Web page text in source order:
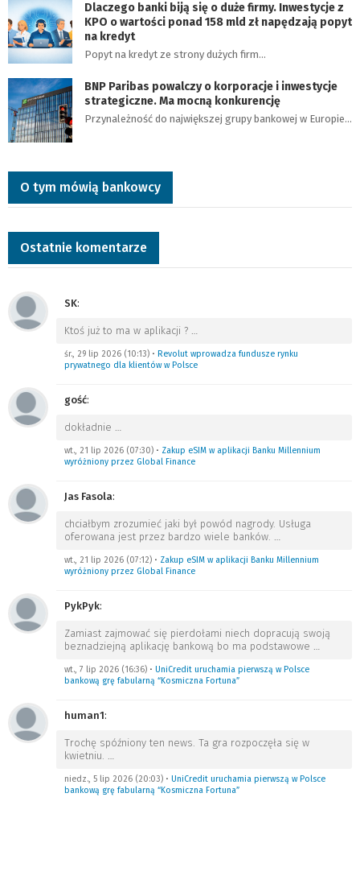
Dlaczego banki biją się o duże firmy. Inwestycje z
KPO o wartości ponad 158 mld zł napędzają popyt
na kredyt
Popyt na kredyt ze strony dużych firm…
BNP Paribas powalczy o korporacje i inwestycje
strategiczne. Ma mocną konkurencję
Przynależność do największej grupy bankowej w Europie…
O tym mówią bankowcy
Ostatnie komentarze
SK:
Ktoś już to ma w aplikacji ? …
śr., 29 lip 2026 (10:13) • Revolut wprowadza fundusze rynku
prywatnego dla klientów w Polsce
gość:
dokładnie …
wt., 21 lip 2026 (07:30) • Zakup eSIM w aplikacji Banku Millennium
wyróżniony przez Global Finance
Jas Fasola:
chciałbym zrozumieć jaki był powód nagrody. Usługa
oferowana jest przez bardzo wiele banków. …
wt., 21 lip 2026 (07:12) • Zakup eSIM w aplikacji Banku Millennium
wyróżniony przez Global Finance
PykPyk:
Zamiast zajmować się pierdołami niech dopracują swoją
beznadziejną aplikację bankową bo ma podstawowe …
wt., 7 lip 2026 (16:36) • UniCredit uruchamia pierwszą w Polsce
bankową grę fabularną “Kosmiczna Fortuna”
human1:
Trochę spóźniony ten news. Ta gra rozpoczęła się w
kwietniu. …
niedz., 5 lip 2026 (20:03) • UniCredit uruchamia pierwszą w Polsce
bankową grę fabularną “Kosmiczna Fortuna”